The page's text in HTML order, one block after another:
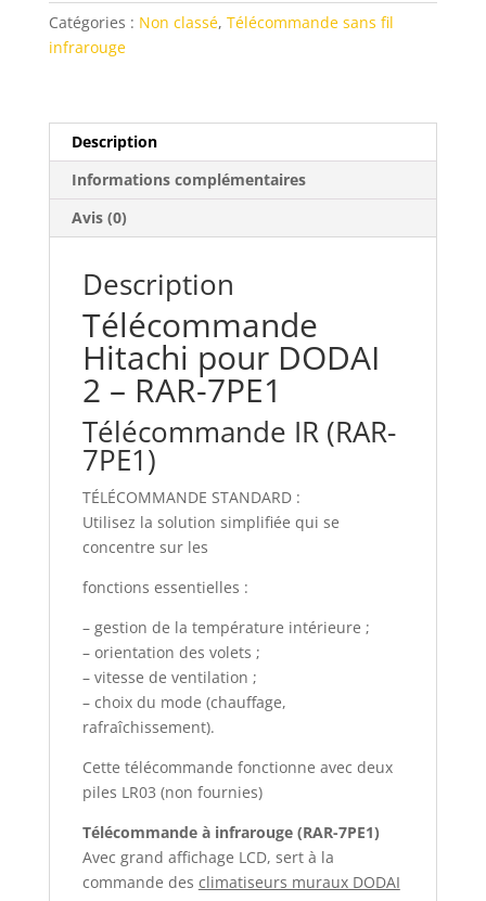
pour
DODAI
7PE1
Catégories : Non classé, Télécommande sans fil
infrarouge
Description
Informations complémentaires
Avis (0)
Description
Télécommande
Hitachi pour DODAI
2 – RAR-7PE1
Télécommande IR (RAR-
7PE1)
TÉLÉCOMMANDE STANDARD :
Utilisez la solution simplifiée qui se
concentre sur les
fonctions essentielles :
– gestion de la température intérieure ;
– orientation des volets ;
– vitesse de ventilation ;
– choix du mode (chauffage,
rafraîchissement).
Cette télécommande fonctionne avec deux
piles LR03 (non fournies)
Télécommande à infrarouge (RAR-7PE1)
Avec grand affichage LCD, sert à la
commande des climatiseurs muraux DODAI